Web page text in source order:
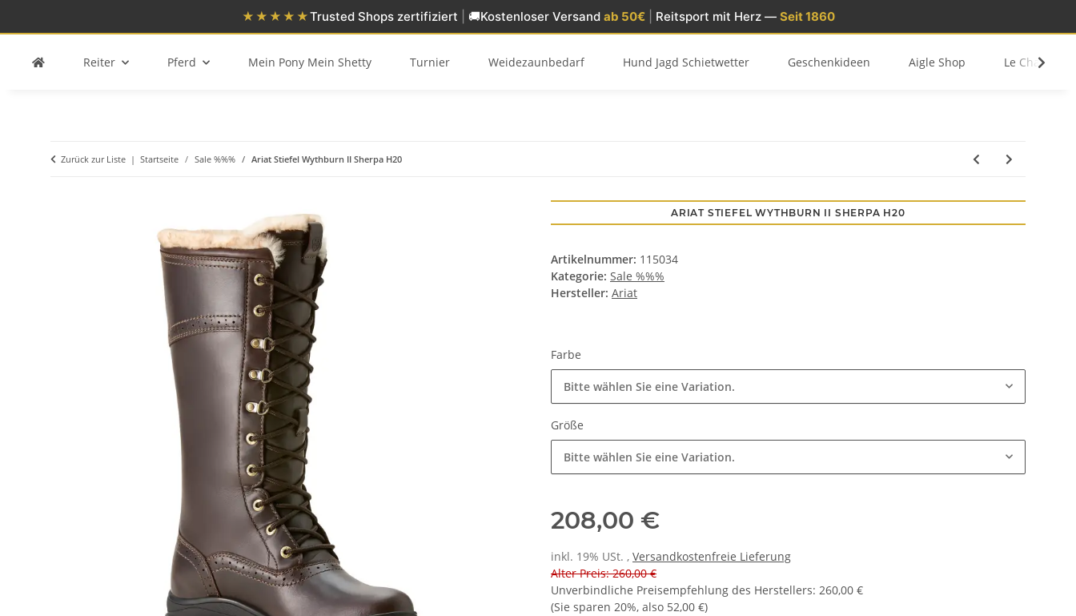
★★★★★Trusted Shops zertifiziert 🚚Kostenloser Versand ab 50€ Reitsport mit Herz — Seit 1860
Reiter Pferd Mein Pony Mein Shetty Turnier Weidezaunbedarf Hund Jagd Schietwetter Geschenkideen Aigle Shop Le
Zurück zur Liste Startseite Sale %%% Ariat Stiefel Wythburn II Sherpa H20
ARIAT STIEFEL WYTHBURN II SHERPA H20
Artikelnummer: 115034
Kategorie: Sale %%%
Hersteller: Ariat
Farbe
Bitte wählen Sie eine Variation.
Größe
Bitte wählen Sie eine Variation.
208,00 €
inkl. 19% USt. , Versandkostenfreie Lieferung
Alter Preis: 260,00 €
Unverbindliche Preisempfehlung des Herstellers: 260,00 €
(Sie sparen 20%, also 52,00 €)